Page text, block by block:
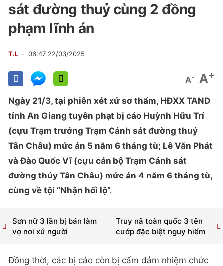
sát đường thuỷ cùng 2 đồng
phạm lĩnh án
T.L 06:47 22/03/2025
A- A+
Ngày 21/3, tại phiên xét xử sơ thẩm, HĐXX TAND
tỉnh An Giang tuyên phạt bị cáo Huỳnh Hữu Trí
(cựu Trạm trưởng Trạm Cảnh sát đường thuỷ
Tân Châu) mức án 5 năm 6 tháng tù; Lê Văn Phát
và Đào Quốc Vĩ (cựu cán bộ Trạm Cảnh sát
đường thủy Tân Châu) mức án 4 năm 6 tháng tù,
cùng về tội “Nhận hối lộ”.
Truy nã toàn quốc 3 tên
cướp đặc biệt nguy hiểm
Sơn nữ 3 lần bị bán làm
vợ nơi xứ người
Đồng thời, các bị cáo còn bị cấm đảm nhiệm chức